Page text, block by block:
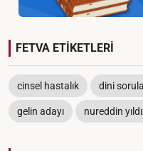
FETVA ETİKETLERİ
cinsel hastalık dini
gelin adayı nureddin